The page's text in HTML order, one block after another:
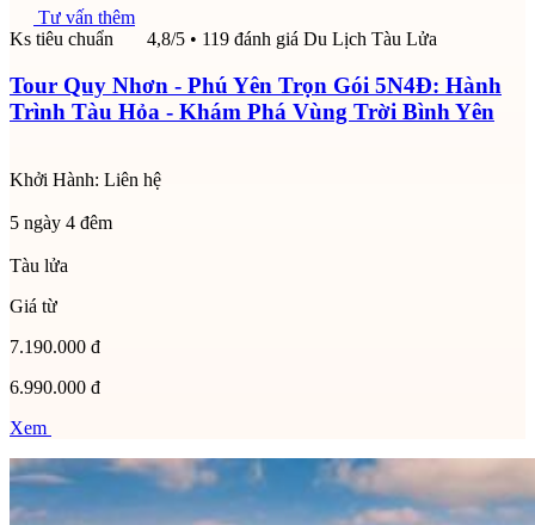
Tư vấn thêm
Ks tiêu chuẩn
4,8/5 • 119 đánh giá Du Lịch Tàu Lửa
Tour Quy Nhơn - Phú Yên Trọn Gói 5N4Đ: Hành
Trình Tàu Hỏa - Khám Phá Vùng Trời Bình Yên
Khởi Hành: Liên hệ
5 ngày 4 đêm
Tàu lửa
Giá từ
7.190.000 đ
6.990.000 đ
Xem